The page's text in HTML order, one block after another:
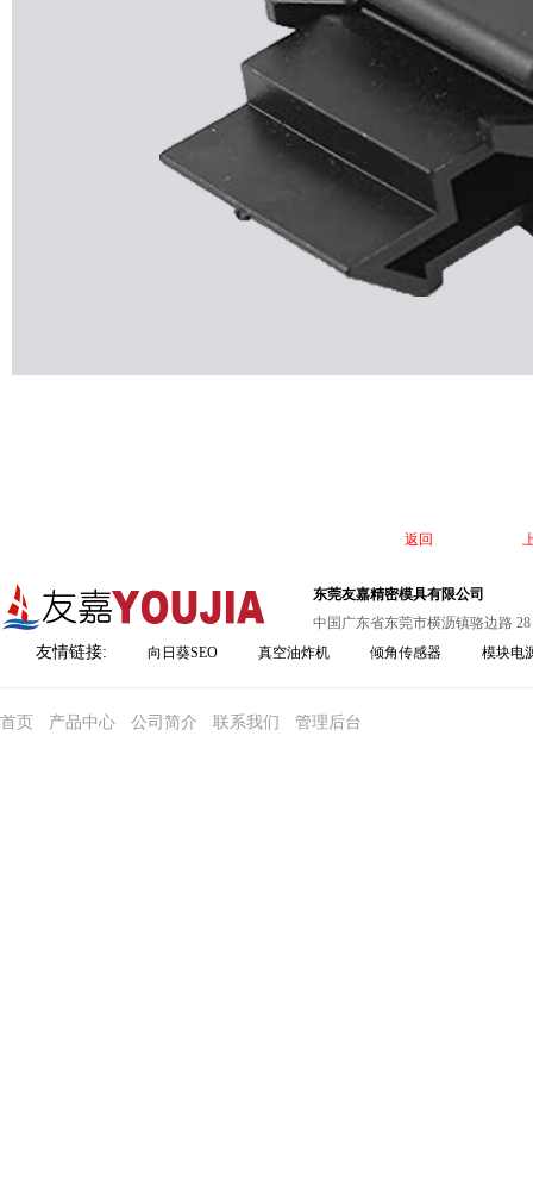
返回
东莞友嘉精密模具有限公司
中国广东省东莞市横沥镇骆边路 28
友情链接: 向日葵SEO 真空油炸机 倾角传感器 模块电
首页 产品中心 公司简介 联系我们 管理后台